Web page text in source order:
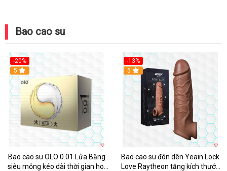
Bao cao su
-20%
Hot
5
Bao cao su OLO 0.01 Lửa Băng
siêu mỏng kéo dài thời gian hot
-13%
Hot
5
Bao cao su đôn dên Yeain Lock
Love Raytheon tăng kích thước